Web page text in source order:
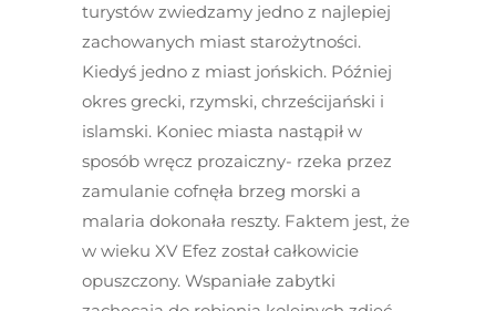
turystów zwiedzamy jedno z najlepiej
zachowanych miast starożytności.
Kiedyś jedno z miast jońskich. Później
okres grecki, rzymski, chrześcijański i
islamski. Koniec miasta nastąpił w
sposób wręcz prozaiczny- rzeka przez
zamulanie cofnęła brzeg morski a
malaria dokonała reszty. Faktem jest, że
w wieku XV Efez został całkowicie
opuszczony. Wspaniałe zabytki